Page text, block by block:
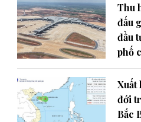
Thu
đấu
đầu
phố
Xuất
đới
Bắc